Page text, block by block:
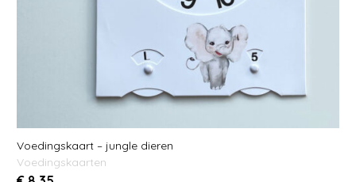
Voedingskaart – jungle dieren
Voedingskaarten